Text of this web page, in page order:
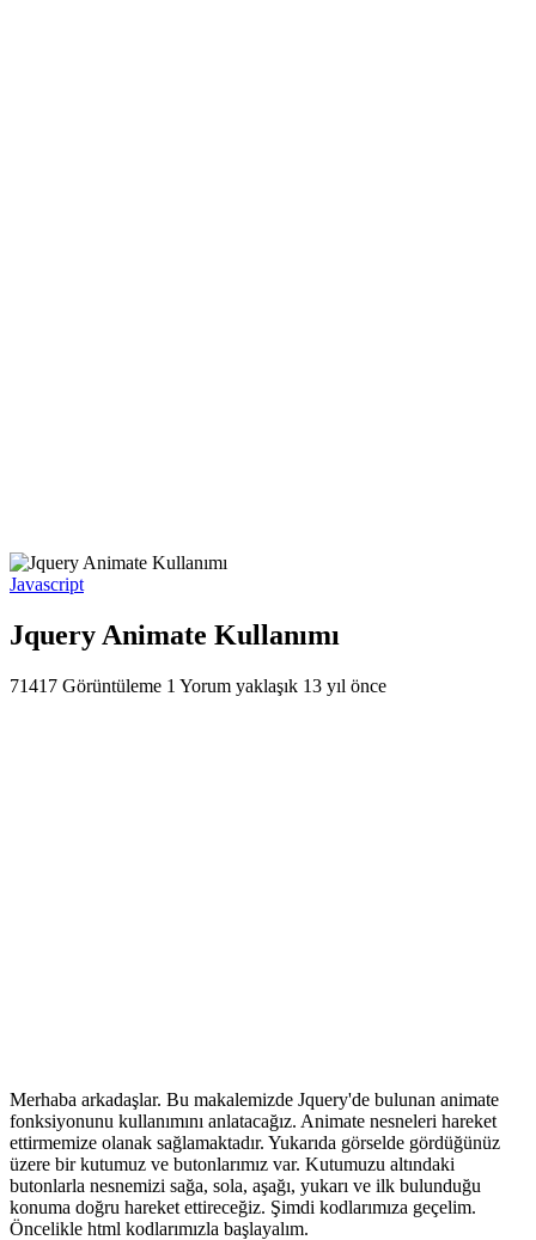
Javascript
Jquery Animate Kullanımı
71417 Görüntüleme 1 Yorum yaklaşık 13 yıl önce
Merhaba arkadaşlar. Bu makalemizde Jquery'de bulunan animate
fonksiyonunu kullanımını anlatacağız. Animate nesneleri hareket
ettirmemize olanak sağlamaktadır. Yukarıda görselde gördüğünüz
üzere bir kutumuz ve butonlarımız var. Kutumuzu altındaki
butonlarla nesnemizi sağa, sola, aşağı, yukarı ve ilk bulunduğu
konuma doğru hareket ettireceğiz. Şimdi kodlarımıza geçelim.
Öncelikle html kodlarımızla başlayalım.